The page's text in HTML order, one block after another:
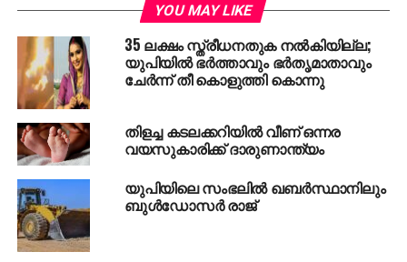
അദ്ദേഹം പറഞ്ഞു.
സംസ്ഥാനത്തുടനീളമുള്ള 7693 ഗോ ആശ്രമങ്ങളിലായി
11.49 ലക്ഷം പശുക്കളെ സംരക്ഷിക്കുന്നുണ്ട്. 2024-25ല്‍
പാല്‍ സംഭരണം പ്രതിദിനം 3.97 ലക്ഷം
ലിറ്ററിലെത്തിയെന്നും ഇത് മുന്‍ വര്‍ഷത്തേക്കാള്‍ 10
ശതമാനം വര്‍ധനവാണെന്നും 2025-26 വര്‍ഷങ്ങളില്‍
4922 പുതിയ സഹകരണ ക്ഷീര സംഘങ്ങള്‍
സ്ഥാപിക്കുമെന്നും യോഗി ആദിത്യനാഥ് പറഞ്ഞു.
RELATED TOPICS:
YOGI ADHITHYANADH
YOU MAY LIKE
35 ലക്ഷം സ്ത്രീധനതുക നല്‍കിയില്ല;
യുപിയില്‍ ഭര്‍ത്താവും ഭര്‍തൃമാതാവും
ചേര്‍ന്ന് തീ കൊളുത്തി കൊന്നു
തിളച്ച കടലക്കറിയില്‍ വീണ് ഒന്നര
വയസുകാരിക്ക് ദാരുണാന്ത്യം
യുപിയിലെ സംഭലില്‍ ഖബര്‍സ്ഥാനിലും
ബുള്‍ഡോസര്‍ രാജ്